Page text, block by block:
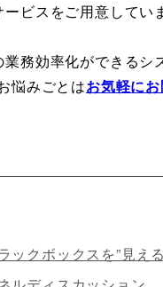
ビスをご用意してい
業務効率化ができる
悩みごとはお気軽に
ックボックスを”見え